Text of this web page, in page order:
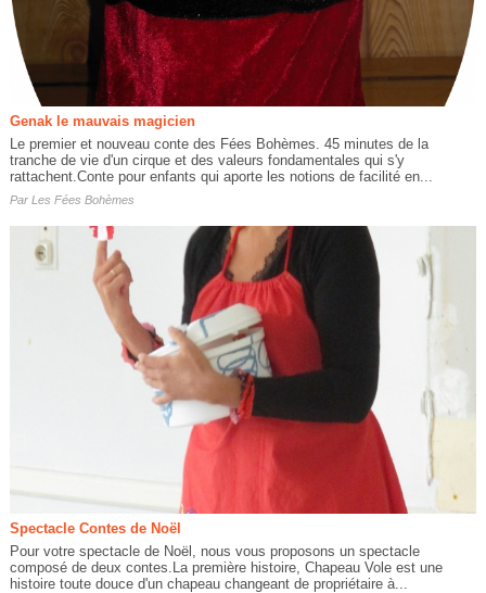
Genak le mauvais magicien
Le premier et nouveau conte des Fées Bohèmes. 45 minutes de la
tranche de vie d'un cirque et des valeurs fondamentales qui s'y
rattachent.Conte pour enfants qui aporte les notions de facilité en...
Par Les Fées Bohèmes
Spectacle Contes de Noël
Pour votre spectacle de Noël, nous vous proposons un spectacle
composé de deux contes.La première histoire, Chapeau Vole est une
histoire toute douce d'un chapeau changeant de propriétaire à...